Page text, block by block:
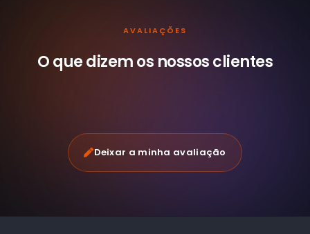
AVALIAÇÕES
O que dizem os nossosclientes
Deixar a minha avaliação